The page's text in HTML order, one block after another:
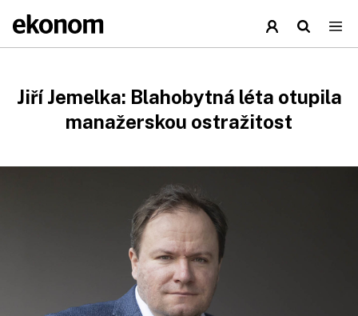
Jiří Jemelka: Blahobytná léta otupila
manažerskou ostražitost